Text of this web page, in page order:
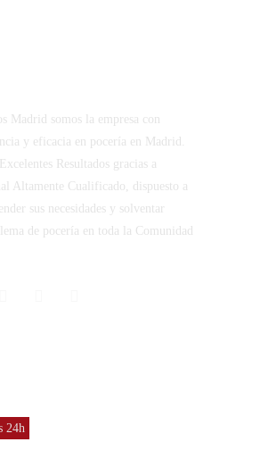
Madrid somos la empresa con
y eficacia en pocería en Madrid.
Resultados gracias a
Altamente Cualificado, dispuesto a
sus necesidades y solventar
de pocería en toda la Comunidad
24h